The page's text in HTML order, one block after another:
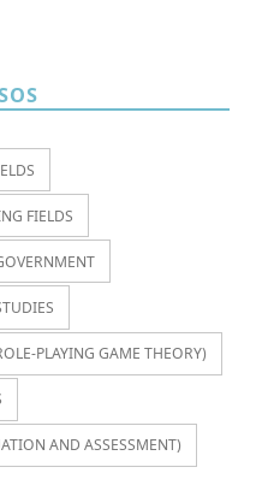
FIELDS
PLAYING GAME THEORY)
AND ASSESSMENT)